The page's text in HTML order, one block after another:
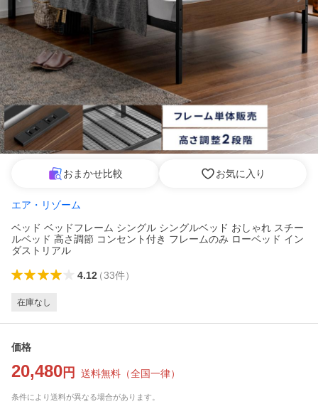
おまかせ比較 お気に入り
エア・リゾーム
ベッド ベッドフレーム シングル シングルベッド おしゃれ スチー
ルベッド 高さ調節 コンセント付き フレームのみ ローベッド イン
ダストリアル
4.12（33件）
在庫なし
価格
20,480 円 送料無料 （全国一律）
条件により送料が異なる場合があります。